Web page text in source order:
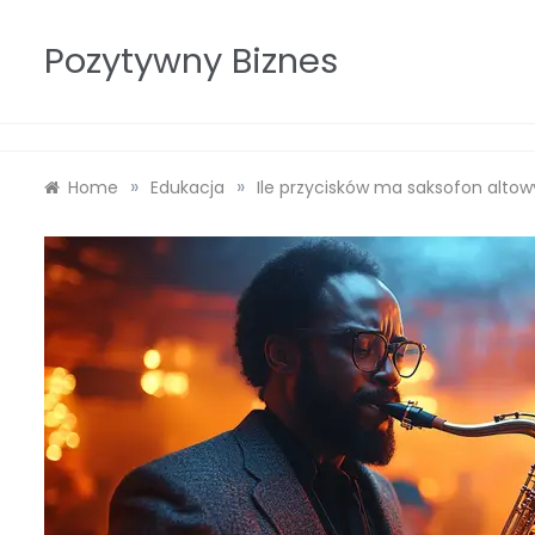
contentPozytywny Biznes
Home » Edukacja » Ile przycisków ma saksofon